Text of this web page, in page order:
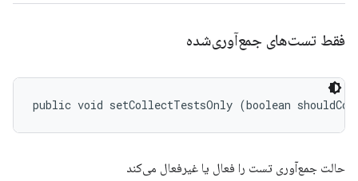
فقط تست‌های جمع‌آوری‌شده
public void setCollectTestsOnly (boolean
حالت جمع‌آوری تست را فعال یا غیرفعال می‌کند